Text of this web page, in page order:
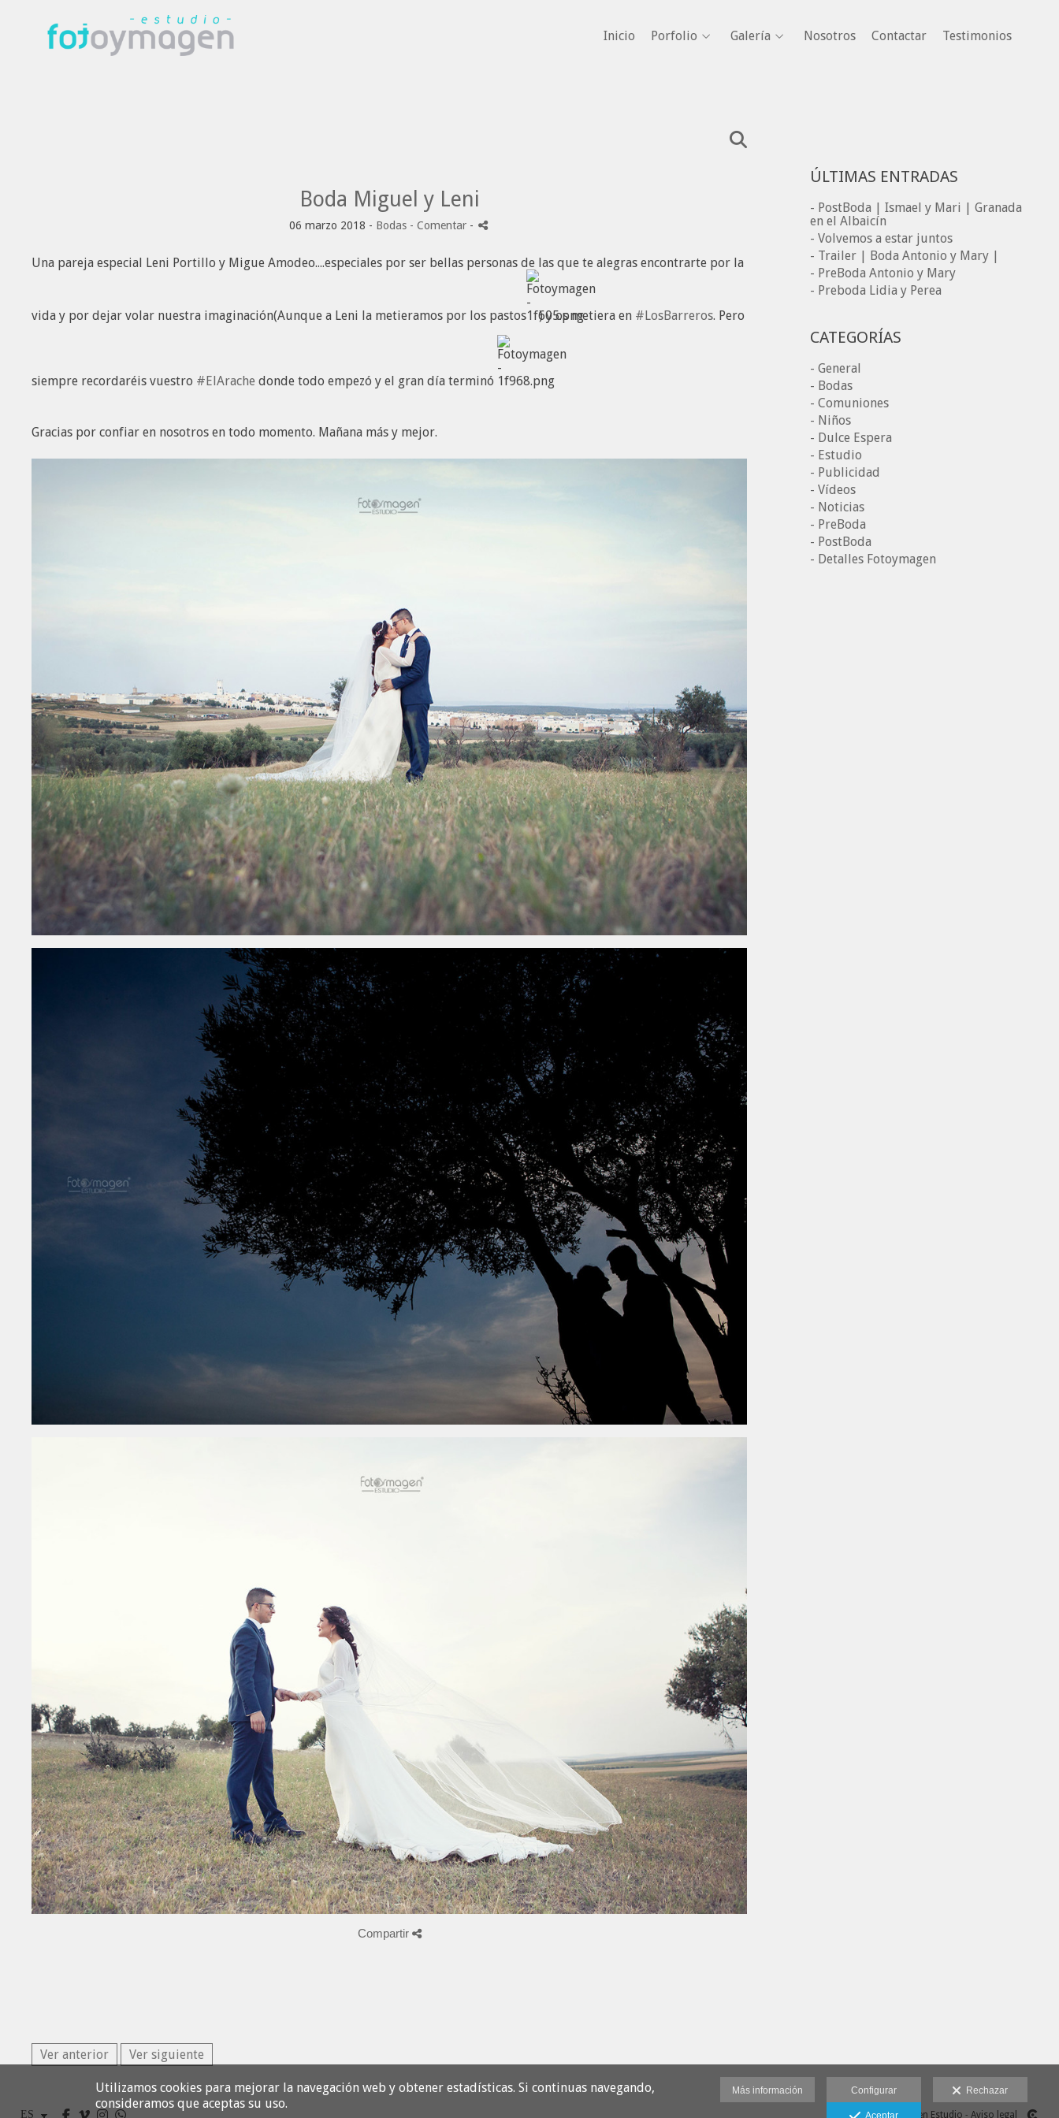
Inicio Porfolio Galería Nosotros Contactar Testimonios
Boda Miguel y Leni
06 marzo 2018 - Bodas - Comentar -
Una pareja especial Leni Portillo y Migue Amodeo....especiales por ser bellas personas de las que te alegras encontrarte por la
vida y por dejar volar nuestra imaginación(Aunque a Leni la metieramos por los pastos ) y os metiera en #LosBarreros. Pero
siempre recordaréis vuestro #ElArache donde todo empezó y el gran día terminó
Gracias por confiar en nosotros en todo momento. Mañana más y mejor.
Compartir
Ver anterior Ver siguiente
ÚLTIMAS ENTRADAS
- PostBoda | Ismael y Mari | Granada
en el Albaicín
- Volvemos a estar juntos
- Trailer | Boda Antonio y Mary |
- PreBoda Antonio y Mary
- Preboda Lidia y Perea
CATEGORÍAS
- General
- Bodas
- Comuniones
- Niños
- Dulce Espera
- Estudio
- Publicidad
- Vídeos
- Noticias
- PreBoda
- PostBoda
- Detalles Fotoymagen
Fotoymagen Estudio - Aviso legal
Utilizamos cookies para mejorar la navegación web y obtener estadísticas. Si continuas navegando,
consideramos que aceptas su uso.
Más información Configurar Rechazar
Aceptar